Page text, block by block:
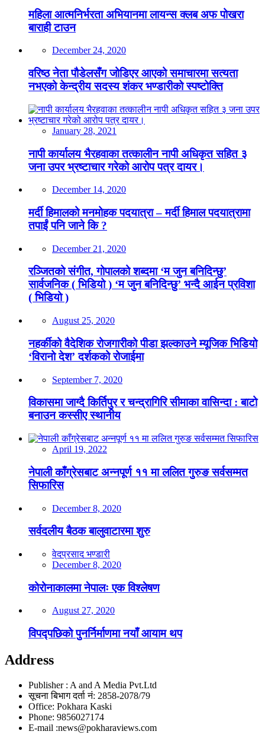
महिला आत्मनिर्भरता अभियानमा लायन्स क्लब अफ पोखरा
बाराही टाउन
December 24, 2020
वरिष्ठ नेता पौडेलसँग जोडिएर आएको समाचारमा सत्यता
नभएको केन्द्रीय सदस्य शंकर भण्डारीको स्पष्टोक्ति
January 28, 2021
नापी कार्यालय भैरहवाका तत्कालीन नापी अधिकृत सहित ३
जना उपर भ्रष्टाचार गरेको आरोप पत्र दायर।
December 14, 2020
मर्दी हिमालको मनमोहक पदयात्रा – मर्दी हिमाल पदयात्रामा
तपाईं पनि जाने कि ?
December 21, 2020
रञ्जितको संगीत, गोपालको शब्दमा ‘म जुन बनिदिन्छु’
सार्वजनिक ( भिडियो ) ‘म जुन बनिदिन्छु’ भन्दै आईन प्रविशा
( भिडियो )
August 25, 2020
नहर्कीको वैदेशिक रोजगारीको पीडा झल्काउने म्यूजिक भिडियो
‘विरानो देश’ दर्शकको रोजाईमा
September 7, 2020
विकासमा जाग्दै किर्तिपुर र चन्द्रागिरि सीमाका वासिन्दा : बाटो
बनाउन कस्सीए स्थानीय
April 19, 2022
नेपाली काँग्रेसबाट अन्नपूर्ण ११ मा ललित गुरुङ सर्वसम्मत
सिफारिस
December 8, 2020
सर्वदलीय बैठक बालुवाटारमा शुरु
वेदप्रसाद भण्डारी
December 8, 2020
कोरोनाकालमा नेपालः एक विश्लेषण
August 27, 2020
विपद्पछिको पुनर्निर्माणमा नयाँ आयाम थप
Address
Publisher : A and A Media Pvt.Ltd
सूचना बिभाग दर्ता नं: 2858-2078/79
Office: Pokhara Kaski
Phone: 9856027174
E-mail :news@pokharaviews.com